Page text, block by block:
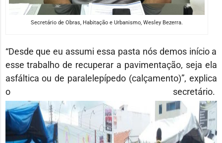
Secretário de Obras, Habitação e Urbanismo, Wesley Bezerra.
“Desde que eu assumi essa pasta nós demos início a
esse trabalho de recuperar a pavimentação, seja ela
asfáltica ou de paralelepípedo (calçamento)”, explica
o secretário.